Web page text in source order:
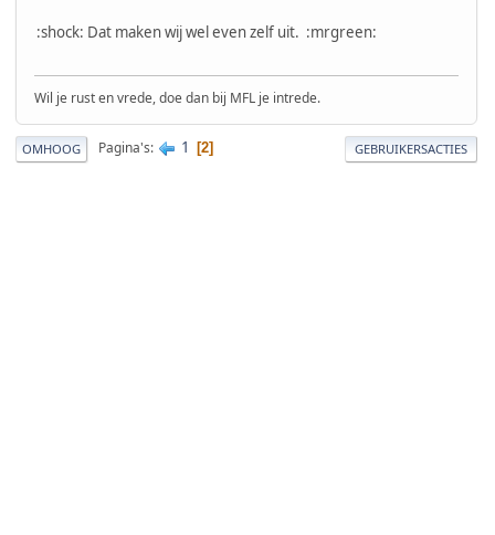
:shock: Dat maken wij wel even zelf uit. :mrgreen:
Wil je rust en vrede, doe dan bij MFL je intrede.
OMHOOG Pagina's 1 2 GEBRUIKERSACTIES